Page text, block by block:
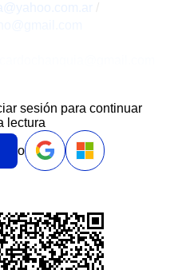
/
sesión para continuar
lectura
o